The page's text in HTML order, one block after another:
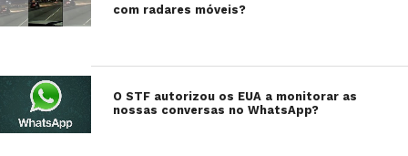
com radares móveis?
O STF autorizou os EUA a monitorar as
nossas conversas no WhatsApp?